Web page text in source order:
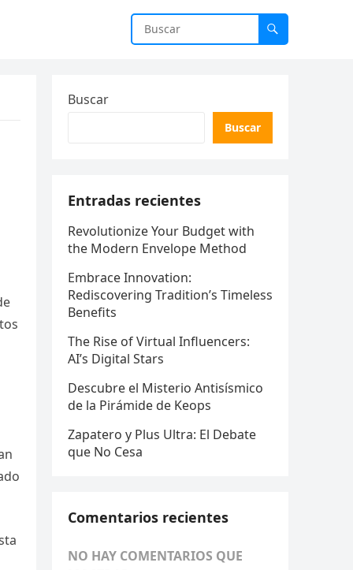
Buscar
Buscar
Entradas recientes
Revolutionize Your Budget with
the Modern Envelope Method
Embrace Innovation:
Rediscovering Tradition’s Timeless
Benefits
The Rise of Virtual Influencers:
AI’s Digital Stars
Descubre el Misterio Antisísmico
de la Pirámide de Keops
Zapatero y Plus Ultra: El Debate
que No Cesa
Comentarios recientes
NO HAY COMENTARIOS QUE